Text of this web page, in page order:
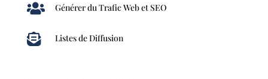
 Générer du Trafic Web et SEO
 Listes de Diffusion